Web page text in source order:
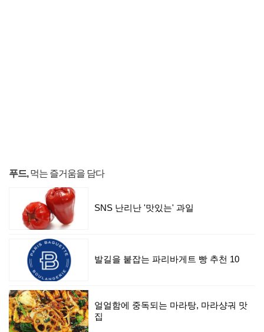
푸드,먹는 즐거움을 담다
SNS 난리난 '맛있는' 과일
발길을 붙잡는 파리바게트 빵 추천 10
얼얼함에 중독되는 마라탕, 마라샹궈 맛
집